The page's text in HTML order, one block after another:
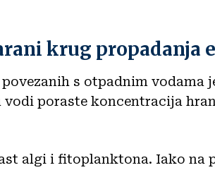
krug propadanja
s otpadnim vodama
vodi poraste koncentracija
algi i fitoplanktona. Iako na